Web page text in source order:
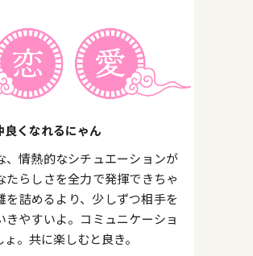
くなれるにゃん
、情熱的なシチュエーションが
たらしさを全力で発揮できちゃ
を詰めるより、少しずつ相手を
きやすいよ。コミュニケーショ
。共に楽しむと良き。